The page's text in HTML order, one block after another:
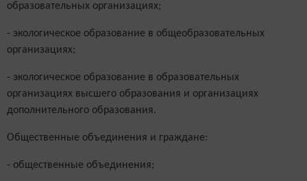
образовательных организациях;
- экологическое образование в общеобразовательных
организациях;
- экологическое образование в образовательных
организациях высшего образования и организациях
дополнительного образования.
Общественные объединения и граждане:
- общественные объединения;